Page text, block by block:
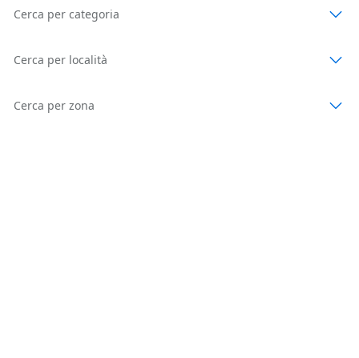
Cerca per categoria
Cerca per località
Cerca per zona